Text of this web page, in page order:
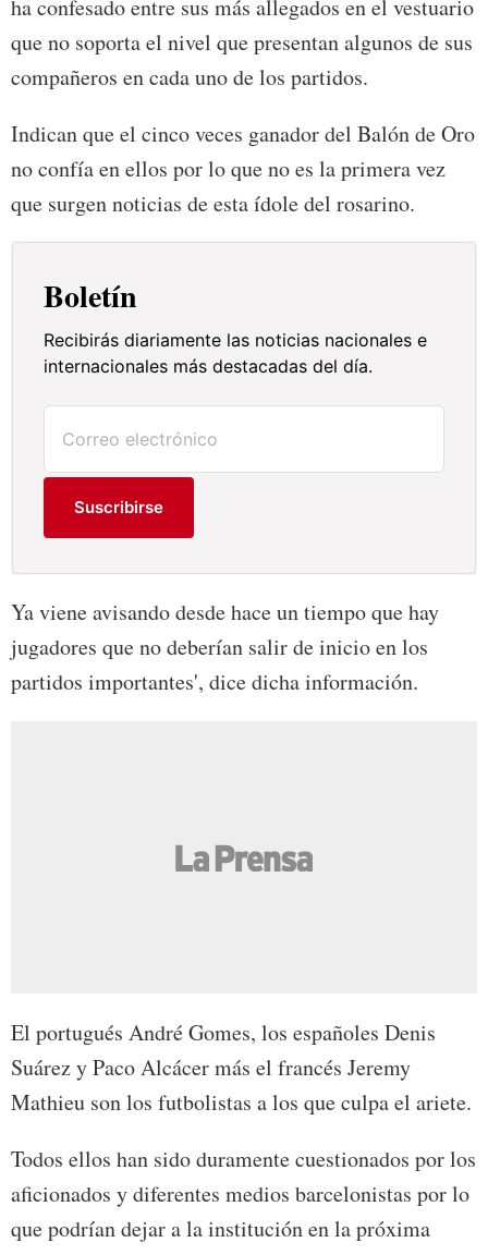
ha confesado entre sus más allegados en el vestuario
que no soporta el nivel que presentan algunos de sus
compañeros en cada uno de los partidos.
Indican que el cinco veces ganador del Balón de Oro
no confía en ellos por lo que no es la primera vez
que surgen noticias de esta ídole del rosarino.
Boletín
Recibirás diariamente las noticias nacionales e
internacionales más destacadas del día.
Suscribirse
Ya viene avisando desde hace un tiempo que hay
jugadores que no deberían salir de inicio en los
partidos importantes', dice dicha información.
El portugués André Gomes, los españoles Denis
Suárez y Paco Alcácer más el francés Jeremy
Mathieu son los futbolistas a los que culpa el ariete.
Todos ellos han sido duramente cuestionados por los
aficionados y diferentes medios barcelonistas por lo
que podrían dejar a la institución en la próxima